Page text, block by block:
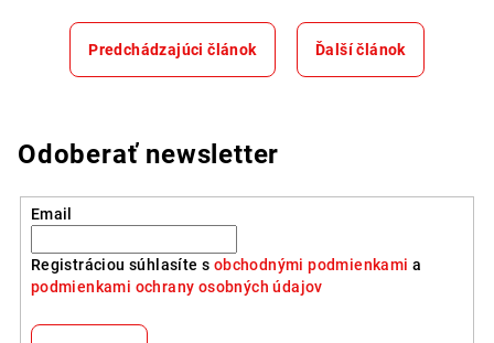
Predchádzajúci článok Ďalší článok
Odoberať newsletter
Email
Registráciou súhlasíte s obchodnými podmienkami a
podmienkami ochrany osobných údajov